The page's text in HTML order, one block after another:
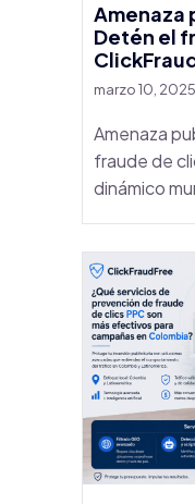
Amenaza
Detén el
marzo 10, 2025
Amenaza
fraude de
dinámico